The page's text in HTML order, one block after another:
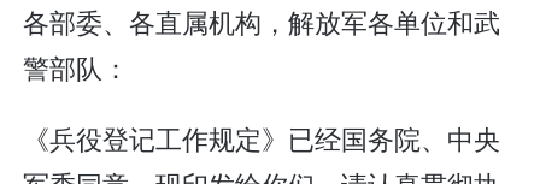
各部委、各直属机构，解放军各单位和武
警部队：
《兵役登记工作规定》已经国务院、中央